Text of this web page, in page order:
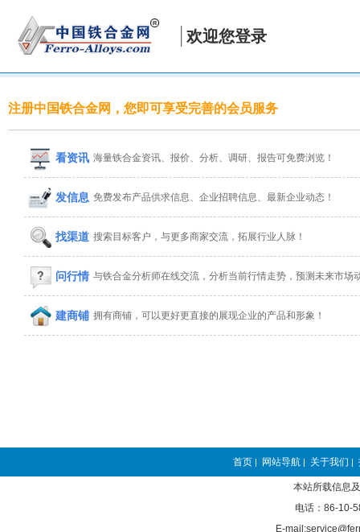
欢迎您登录
注册中国铁合金网，您即可享受完善的会员服务
看资讯 海量铁合金资讯、报价、分析、调研、报告可免费浏览！
发信息 免费发布产品供求信息、企业招聘信息、最新企业动态！
找渠道 搜索目标客户，与更多商家交流，拓展行业人脉！
问行情 与铁合金分析师在线交流，分析当前行情走势，预测未来市场
建商铺 拥有商铺，可以更好更直接的展现企业的产品和形象！
首页 | 网站导航 | 关于我们 |
本站所载信息
电话：86-10-
E-